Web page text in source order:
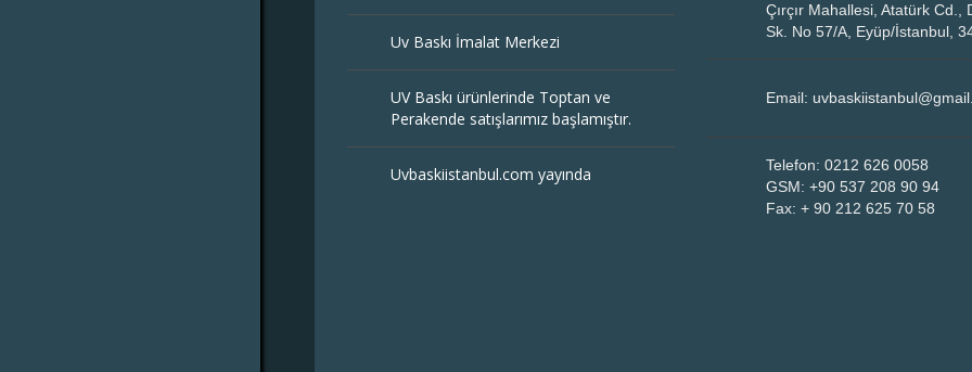
Uv Baskı İmalat Merkezi
UV Baskı ürünlerinde Toptan ve
Perakende satışlarımız başlamıştır.
Uvbaskiistanbul.com yayında
Çırçır Mahallesi, Atatürk Cd.,
Sk. No 57/A, Eyüp/İstanbul,
Email:
Telefon: 0212 626 0058
GSM: +90 537 208 90 94
Fax: + 90 212 625 70 58